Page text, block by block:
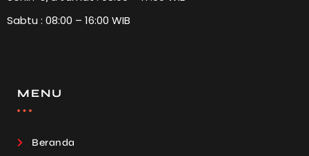
Sabtu : 08:00 – 16:00 WIB
MENU
Beranda